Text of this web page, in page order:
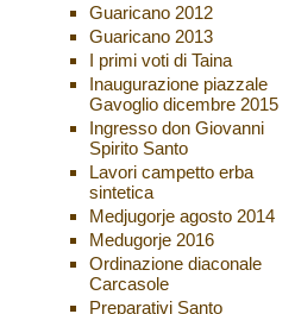
Guaricano 2012
Guaricano 2013
I primi voti di Taina
Inaugurazione piazzale
Gavoglio dicembre 2015
Ingresso don Giovanni
Spirito Santo
Lavori campetto erba
sintetica
Medjugorje agosto 2014
Medugorje 2016
Ordinazione diaconale
Carcasole
Preparativi Santo